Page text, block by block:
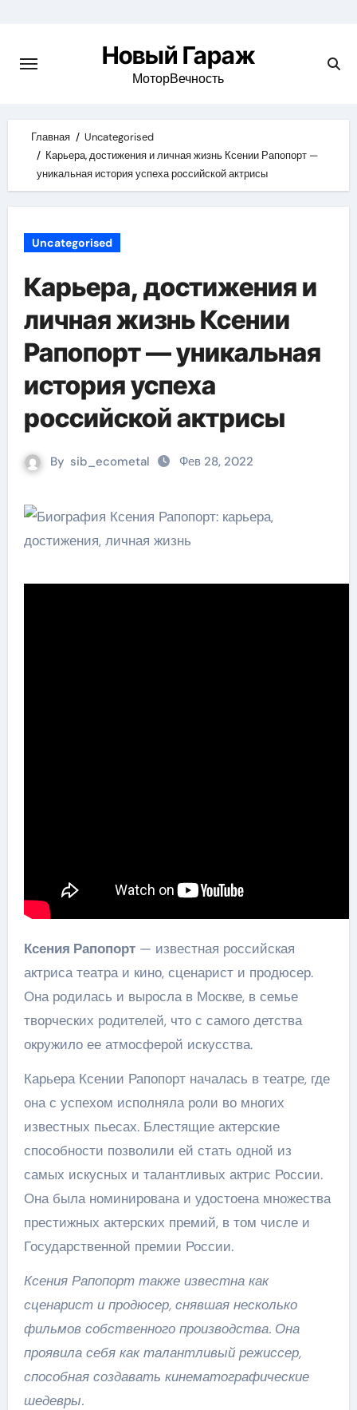
content
Новый Гараж
МоторВечность
Главная
Uncategorised
Карьера, достижения и личная жизнь Ксении Рапопорт —
уникальная история успеха российской актрисы
Uncategorised
Карьера, достижения и
личная жизнь Ксении
Рапопорт — уникальная
история успеха
российской актрисы
By sib_ecometal Фев 28, 2022
Ксения Рапопорт— известная российская
актриса театра и кино, сценарист и продюсер.
Она родилась и выросла в Москве, в семье
творческих родителей, что с самого детства
окружило ее атмосферой искусства.
Карьера Ксении Рапопорт началась в театре, где
она с успехом исполняла роли во многих
известных пьесах. Блестящие актерские
способности позволили ей стать одной из
самых искусных и талантливых актрис России.
Она была номинирована и удостоена множества
престижных актерских премий, в том числе и
Государственной премии России.
Ксения Рапопорт также известна как
сценарист и продюсер, снявшая несколько
фильмов собственного производства. Она
проявила себя как талантливый режиссер,
способная создавать кинематографические
шедевры.